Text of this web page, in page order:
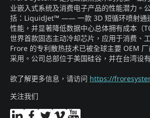
业嵌入式系统及消费电子产品的性能潜力。
括：LiquidJet™ —— 一款 3D 短循环喷射通
性能，并显著降低数据中心总体拥有成本（
世界首款固态主动冷却芯片，应用于消费、
Frore 的专利散热技术已被全球主要 OEM
采用。公司总部位于美国硅谷，并在台湾设
欲了解更多信息，请访问 https://
关注我们